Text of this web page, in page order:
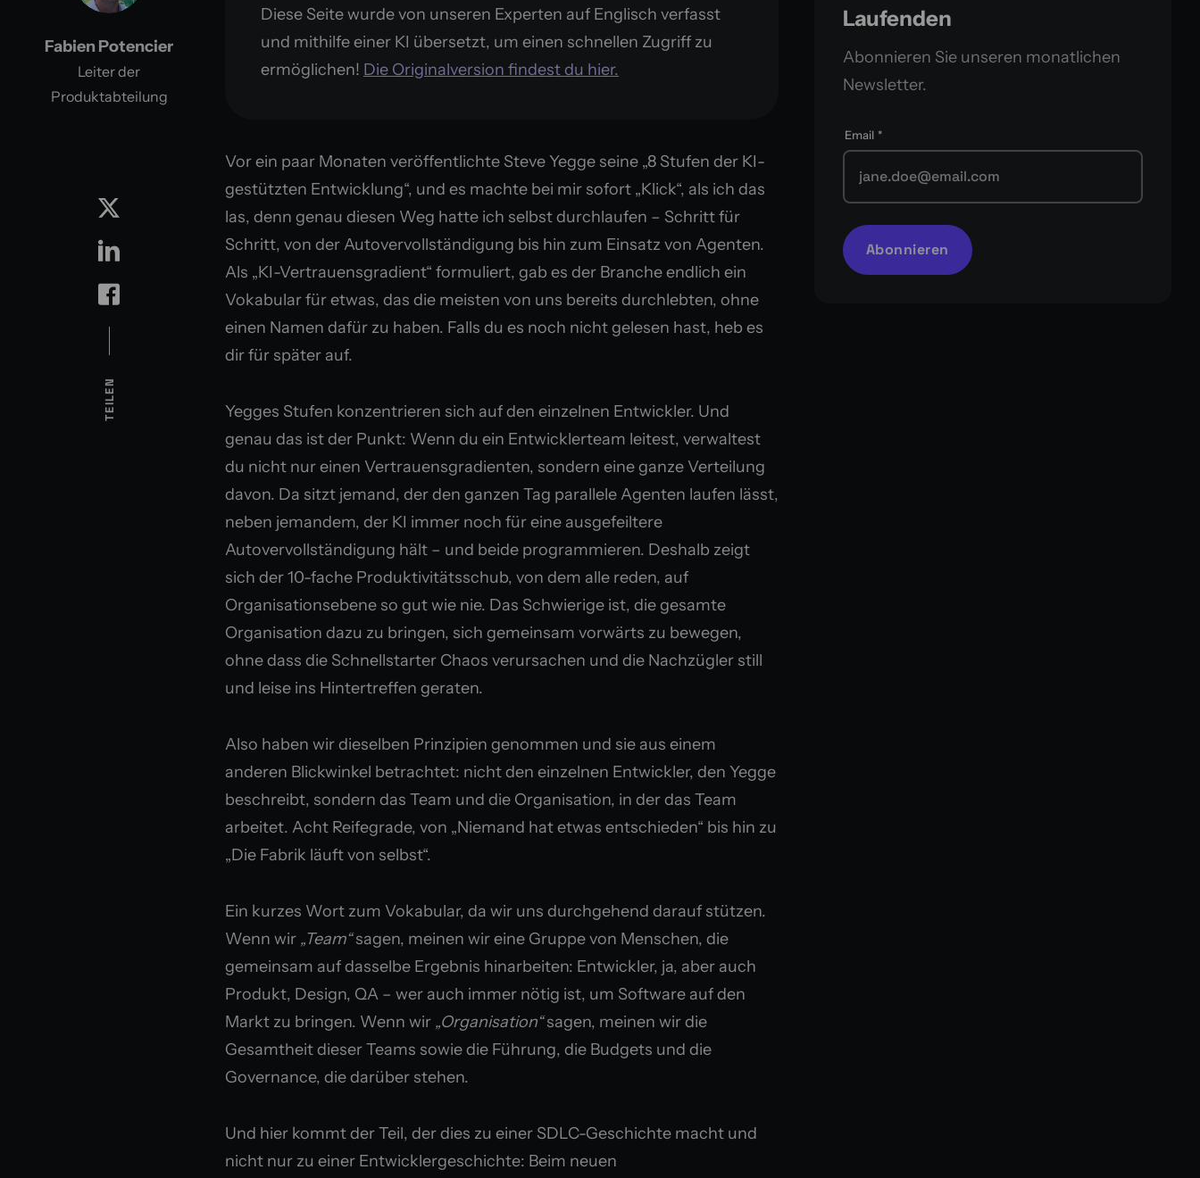
Fabien Potencier
Leiter der
Produktabteilung
TEILEN
Diese Seite wurde von unseren Experten auf Englisch verfasst
und mithilfe einer KI übersetzt, um einen schnellen Zugriff zu
ermöglichen! Die Originalversion findest du hier.
Vor ein paar Monaten veröffentlichte Steve Yegge seine „8 Stufen der KI-
gestützten Entwicklung“, und es machte bei mir sofort „Klick“, als ich das
las, denn genau diesen Weg hatte ich selbst durchlaufen – Schritt für
Schritt, von der Autovervollständigung bis hin zum Einsatz von Agenten.
Als „KI-Vertrauensgradient“ formuliert, gab es der Branche endlich ein
Vokabular für etwas, das die meisten von uns bereits durchlebten, ohne
einen Namen dafür zu haben. Falls du es noch nicht gelesen hast, heb es
dir für später auf.
Yegges Stufen konzentrieren sich auf den einzelnen Entwickler. Und
genau das ist der Punkt: Wenn du ein Entwicklerteam leitest, verwaltest
du nicht nur einen Vertrauensgradienten, sondern eine ganze Verteilung
davon. Da sitzt jemand, der den ganzen Tag parallele Agenten laufen lässt,
neben jemandem, der KI immer noch für eine ausgefeiltere
Autovervollständigung hält – und beide programmieren. Deshalb zeigt
sich der 10-fache Produktivitätsschub, von dem alle reden, auf
Organisationsebene so gut wie nie. Das Schwierige ist, die gesamte
Organisation dazu zu bringen, sich gemeinsam vorwärts zu bewegen,
ohne dass die Schnellstarter Chaos verursachen und die Nachzügler still
und leise ins Hintertreffen geraten.
Also haben wir dieselben Prinzipien genommen und sie aus einem
anderen Blickwinkel betrachtet: nicht den einzelnen Entwickler, den Yegge
beschreibt, sondern das Team und die Organisation, in der das Team
arbeitet. Acht Reifegrade, von „Niemand hat etwas entschieden“ bis hin zu
„Die Fabrik läuft von selbst“.
Ein kurzes Wort zum Vokabular, da wir uns durchgehend darauf stützen.
Wenn wir „Team“sagen, meinen wir eine Gruppe von Menschen, die
gemeinsam auf dasselbe Ergebnis hinarbeiten: Entwickler, ja, aber auch
Produkt, Design, QA – wer auch immer nötig ist, um Software auf den
Markt zu bringen. Wenn wir „Organisation“sagen, meinen wir die
Gesamtheit dieser Teams sowie die Führung, die Budgets und die
Governance, die darüber stehen.
Und hier kommt der Teil, der dies zu einer SDLC-Geschichte macht und
nicht nur zu einer Entwicklergeschichte: Beim neuen
Laufenden
Abonnieren Sie unseren monatlichen
Newsletter.
Email *